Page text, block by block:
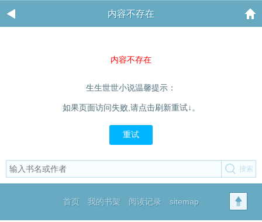
内容不存在
内容不存在
生生世世小说温馨提示：
如果页面访问失败,请点击刷新重试↓。
重试
首页 我的书架 阅读记录 sitemap